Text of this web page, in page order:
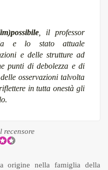
, il professor
e lo stato attuale
e delle strutture ad
punti di debolezza e di
osservazioni talvolta
in tutta onestà gli
recensore
origine nella famiglia della